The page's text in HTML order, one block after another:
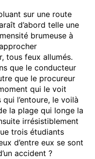
sur une route
d’abord telle une
brumeuse à
tous feux allumés.
que le conducteur
que le procureur
qui le voit
l’entoure, le voilà
la plage qui longe la
irrésistiblement
trois étudiants
d’entre eux se sont
accident ?